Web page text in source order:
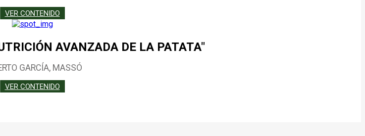
VER CONTENIDO
AVANZADA DE LA PATATA"
GARCÍA, MASSÓ
VER CONTENIDO